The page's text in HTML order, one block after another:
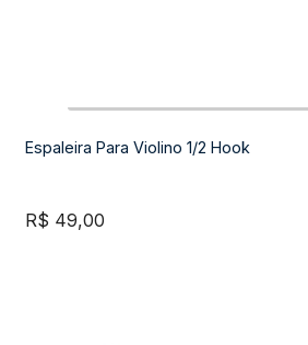
Espaleira Para Violino 1/2 Hook
R$ 49,00